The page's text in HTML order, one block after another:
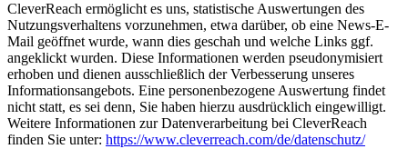
CleverReach ermöglicht es uns, statistische Auswertungen des
Nutzungsverhaltens vorzunehmen, etwa darüber, ob eine News-E-
Mail geöffnet wurde, wann dies geschah und welche Links ggf.
angeklickt wurden. Diese Informationen werden pseudonymisiert
erhoben und dienen ausschließlich der Verbesserung unseres
Informationsangebots. Eine personenbezogene Auswertung findet
nicht statt, es sei denn, Sie haben hierzu ausdrücklich eingewilligt.
Weitere Informationen zur Datenverarbeitung bei CleverReach
finden Sie unter: https:/​­/​­www.cleverreach.com/​­de/​­datenschutz/​­